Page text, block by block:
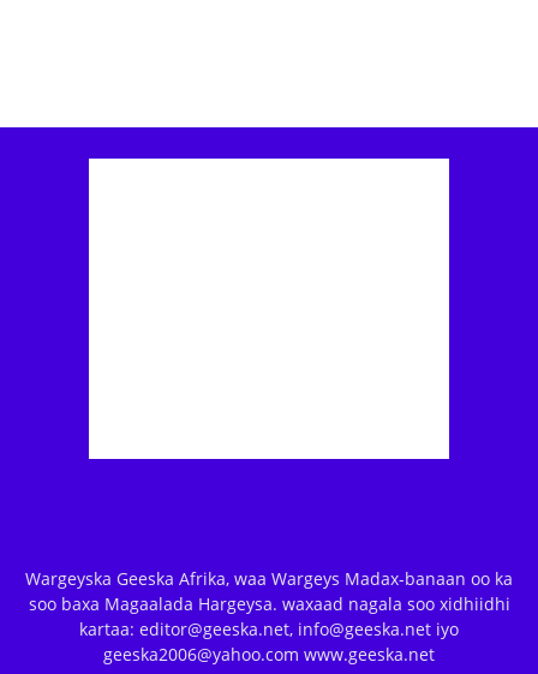
Wargeyska Geeska Afrika, waa Wargeys Madax-banaan oo ka
soo baxa Magaalada Hargeysa. waxaad nagala soo xidhiidhi
kartaa: editor@geeska.net, info@geeska.net iyo
geeska2006@yahoo.com www.geeska.net